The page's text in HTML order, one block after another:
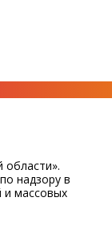
области».
надзору в
и массовых
о